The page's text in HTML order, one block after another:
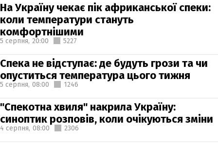
На Україну чекає пік африканської спеки:
коли температури стануть
комфортнішими
5 серпня, 20:00 5227
Спека не відступає: де будуть грози та чи
опуститься температура цього тижня
5 серпня, 08:00 1246
"Спекотна хвиля" накрила Україну:
синоптик розповів, коли очікуються зміни
4 серпня, 08:00 2306